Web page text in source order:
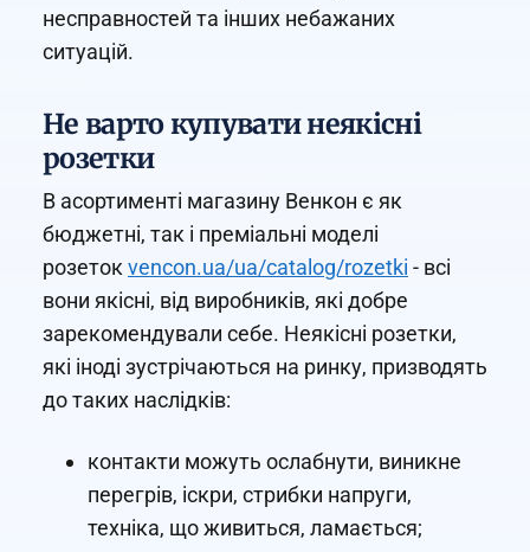
несправностей та інших небажаних
ситуацій.
Не варто купувати неякісні
розетки
В асортименті магазину Венкон є як
бюджетні, так і преміальні моделі
розетокvencon.ua/ua/catalog/rozetki - всі
вони якісні, від виробників, які добре
зарекомендували себе. Неякісні розетки,
які іноді зустрічаються на ринку, призводять
до таких наслідків:
контакти можуть ослабнути, виникне
перегрів, іскри, стрибки напруги,
техніка, що живиться, ламається;